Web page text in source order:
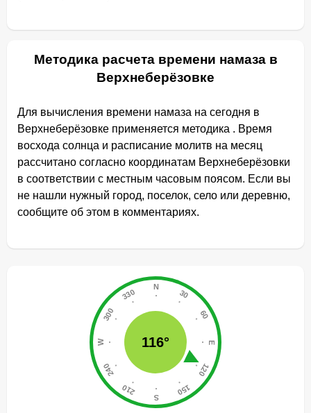
Методика расчета времени намаза в
Верхнеберёзовке
Для вычисления времени намаза на сегодня в
Верхнеберёзовке применяется методика . Время
восхода солнца и расписание молитв на месяц
рассчитано согласно координатам Верхнеберёзовки
в соответствии с местным часовым поясом. Если вы
не нашли нужный город, поселок, село или деревню,
сообщите об этом в комментариях.
116°